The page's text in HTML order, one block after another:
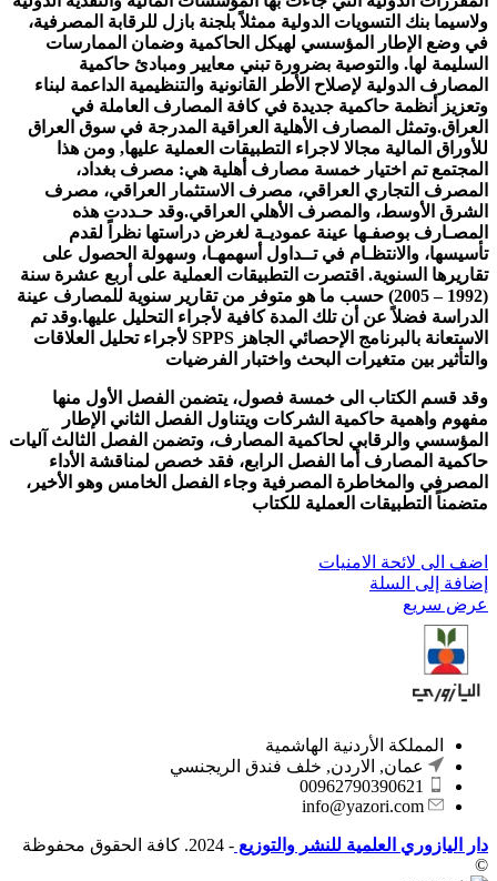
ولاسيما بنك التسويات الدولية ممثلاً بلجنة بازل للرقابة المصرفية،
في وضع الإطار المؤسسي لهيكل الحاكمية وضمان الممارسات
السليمة لها. والتوصية بضرورة تبني معايير ومبادئ حاكمية
المصارف الدولية لإصلاح الأطر القانونية والتنظيمية الداعمة لبناء
وتعزيز أنظمة حاكمية جديدة في كافة المصارف العاملة في
العراق.وتمثل المصارف الأهلية العراقية المدرجة في سوق العراق
للأوراق المالية مجالا لاجراء التطبيقات العملية عليها, ومن هذا
المجتمع تم اختيار خمسة مصارف أهلية هي: مصرف بغداد،
المصرف التجاري العراقي، مصرف الاستثمار العراقي، مصرف
الشرق الأوسط، والمصرف الأهلي العراقي.وقد حـددت هذه
المصـارف بوصفـها عينة عموديـة لغرض دراستها نظراً لقدم
تأسيسها، والانتظـام في تــداول أسهمهـا، وسهولة الحصول على
تقاريرها السنوية. اقتصرت التطبيقات العملية على أربع عشرة سنة
(1992 – 2005) حسب ما هو متوفر من تقارير سنوية للمصارف عينة
الدراسة فضلاً عن أن تلك المدة كافية لأجراء التحليل عليها.وقد تم
الاستعانة بالبرنامج الإحصائي الجاهز SPPS لأجراء تحليل العلاقات
والتأثير بين متغيرات البحث واختبار الفرضيات
وقد قسم الكتاب الى خمسة فصول، يتضمن الفصل الأول منها
مفهوم واهمية حاكمية الشركات ويتناول الفصل الثاني الإطار
المؤسسي والرقابي لحاكمية المصارف، وتضمن الفصل الثالث آليات
حاكمية المصارف أما الفصل الرابع، فقد خصص لمناقشة الأداء
المصرفي والمخاطرة المصرفية وجاء الفصل الخامس وهو الأخير،
متضمناً التطبيقات العملية للكتاب
اضف الى لائحة الامنيات
إضافة إلى السلة
عرض سريع
المملكة الأردنية الهاشمية
عمان, الاردن, خلف فندق الريجنسي
00962790390621
info@yazori.com
دار اليازوري العلمية للنشر والتوزيع
- 2024. كافة الحقوق محفوظة
©